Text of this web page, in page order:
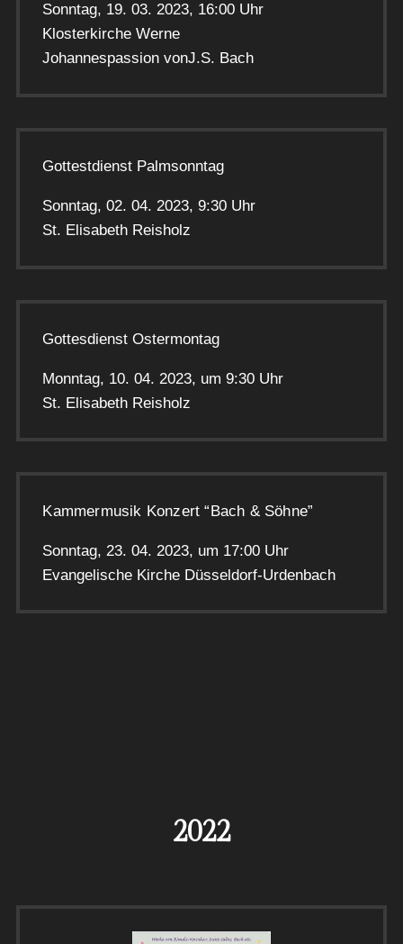
Sonntag, 19. 03. 2023, 16:00 Uhr
Klosterkirche Werne
Johannespassion vonJ.S. Bach
Gottestdienst Palmsonntag
Sonntag, 02. 04. 2023, 9:30 Uhr
St. Elisabeth Reisholz
Gottesdienst Ostermontag
Monntag, 10. 04. 2023, um 9:30 Uhr
St. Elisabeth Reisholz
Kammermusik Konzert “Bach & Söhne”
Sonntag, 23. 04. 2023, um 17:00 Uhr
Evangelische Kirche Düsseldorf-Urdenbach
2022